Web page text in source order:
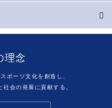
理念
ポーツ文化を創造し、
会の発展に貢献する。